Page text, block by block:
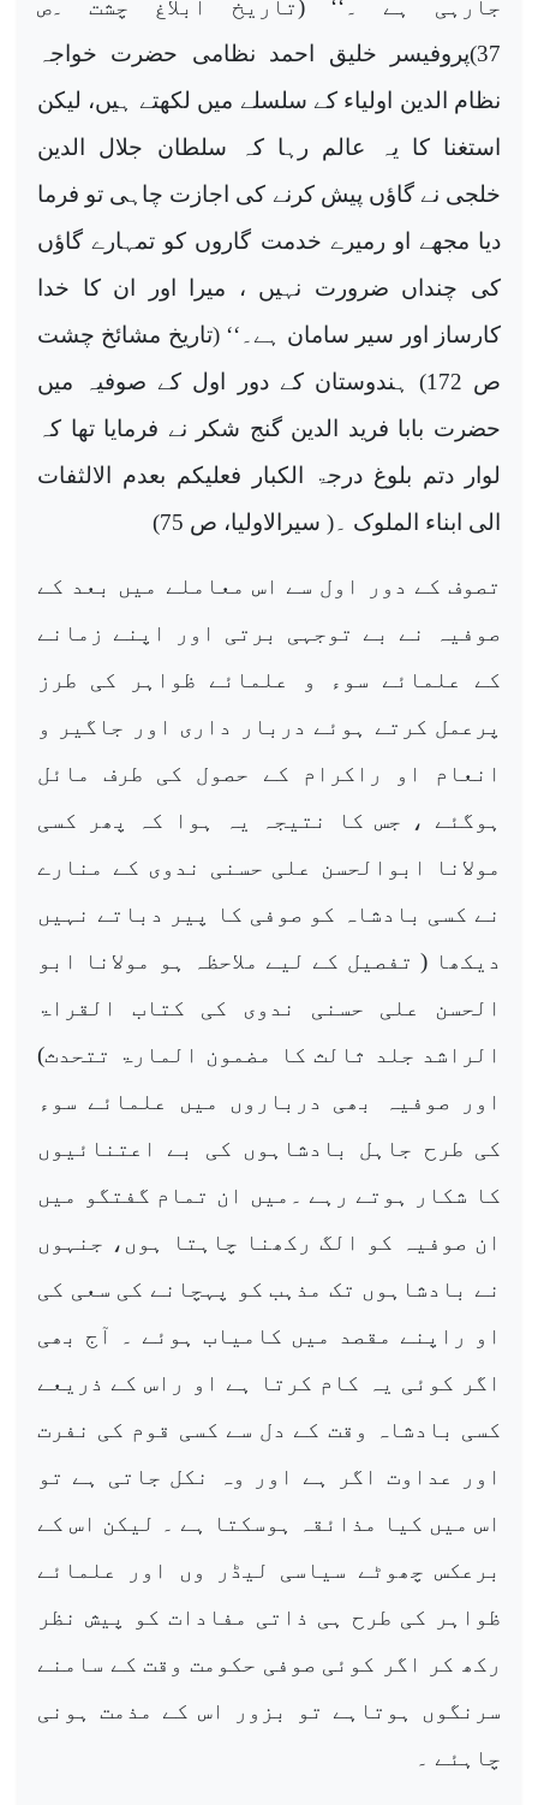
جارہی ہے ۔‘‘ (تاریخ ابلاغ چشت ۔ص
37)پروفیسر خلیق احمد نظامی حضرت خواجہ
نظام الدین اولیاء کے سلسلے میں لکھتے ہیں، لیکن
استغنا کا یہ عالم رہا کہ سلطان جلال الدین
خلجی نے گاؤں پیش کرنے کی اجازت چاہی تو فرما
دیا مجھے او رمیرے خدمت گاروں کو تمہارے گاؤں
کی چنداں ضرورت نہیں ، میرا اور ان کا خدا
کارساز اور سیر سامان ہے۔‘‘ (تاریخ مشائخ چشت
ص 172) ہندوستان کے دور اول کے صوفیہ میں
حضرت بابا فرید الدین گنج شکر نے فرمایا تھا کہ
لوار دتم بلوغ درجۃ الکبار فعلیکم بعدم الالثفات
الی ابناء الملوک ۔( سیرالاولیا، ص 75)
تصوف کے دور اول سے اس معاملے میں بعد کے
صوفیہ نے بے توجہی برتی اور اپنے زمانے
کے علمائے سوء و علمائے ظواہر کی طرز
پرعمل کرتے ہوئے دربار داری اور جاگیر و
انعام او راکرام کے حصول کی طرف مائل
ہوگئے ، جس کا نتیجہ یہ ہوا کہ پھر کسی
مولانا ابوالحسن علی حسنی ندوی کے منارے
نے کسی بادشاہ کو صوفی کا پیر دباتے نہیں
دیکھا ( تفصیل کے لیے ملاحظہ ہو مولانا ابو
الحسن علی حسنی ندوی کی کتاب القراۃ
الراشد جلد ثالث کا مضمون المارۃ تتحدث)
اور صوفیہ بھی درباروں میں علمائے سوء
کی طرح جاہل بادشاہوں کی بے اعتنائیوں
کا شکار ہوتے رہے ۔میں ان تمام گفتگو میں
ان صوفیہ کو الگ رکھنا چاہتا ہوں، جنہوں
نے بادشاہوں تک مذہب کو پہچانے کی سعی کی
او راپنے مقصد میں کامیاب ہوئے ۔ آج بھی
اگر کوئی یہ کام کرتا ہے او راس کے ذریعے
کسی بادشاہ وقت کے دل سے کسی قوم کی نفرت
اور عداوت اگر ہے اور وہ نکل جاتی ہے تو
اس میں کیا مذائقہ ہوسکتا ہے ۔ لیکن اس کے
برعکس چھوٹے سیاسی لیڈر وں اور علمائے
ظواہر کی طرح ہی ذاتی مفادات کو پیش نظر
رکھ کر اگر کوئی صوفی حکومت وقت کے سامنے
سرنگوں ہوتاہے تو بزور اس کے مذمت ہونی
چاہئے ۔